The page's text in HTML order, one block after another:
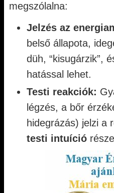
megszólalna:
Jelzés az
belső állapota,
düh, “kisugárzik”,
hatással lehet.
Testi reakciók:
légzés, a bőr
hidegrázás) jelzi a
testi intuíció